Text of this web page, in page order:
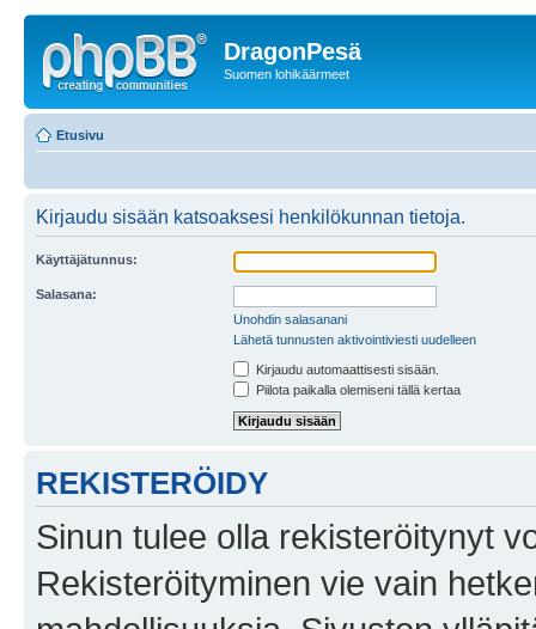
DragonPesä
Suomen lohikäärmeet
Etusivu
Kirjaudu sisään katsoaksesi henkilökunnan tietoja.
Käyttäjätunnus:
Salasana:
Unohdin salasanani
Lähetä tunnusten aktivointiviesti uudelleen
Kirjaudu automaattisesti sisään.
Piilota paikalla olemiseni tällä kertaa
REKISTERÖIDY
Sinun tulee olla rekisteröitynyt
Rekisteröityminen vie vain